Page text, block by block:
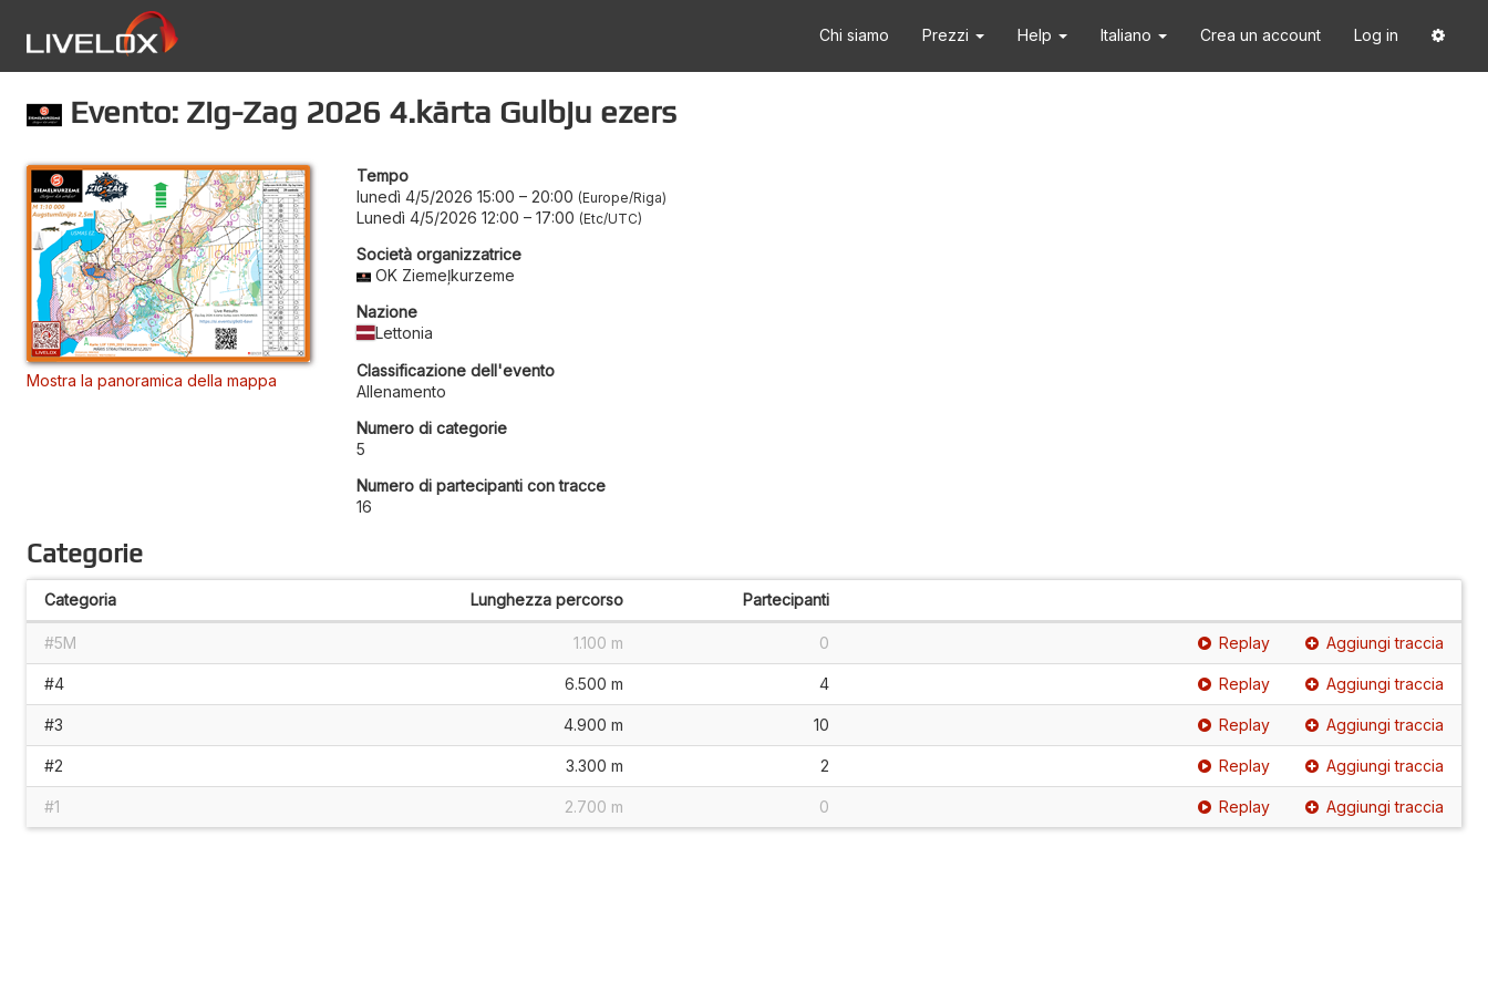
Chi siamo Prezzi Help Italiano Crea un account Log in
Evento: Zig-Zag 2026 4.kārta Gulbju ezers
Mostra la panoramica della mappa
Tempo
lunedì 4/5/2026 15:00 – 20:00 Europe/Riga
Lunedì 4/5/2026 12:00 – 17:00 Etc/UTC
Società organizzatrice
OK Ziemeļkurzeme
Nazione
Lettonia
Classificazione dell'evento
Allenamento
Numero di categorie
5
Numero di partecipanti con tracce
16
Categorie
Categoria Lunghezza percorso Partecipanti
#5M 1.100 m 0 Replay Aggiungi traccia
#4 6.500 m 4 Replay Aggiungi traccia
#3 4.900 m 10 Replay Aggiungi traccia
#2 3.300 m 2 Replay Aggiungi traccia
#1 2.700 m 0 Replay Aggiungi traccia